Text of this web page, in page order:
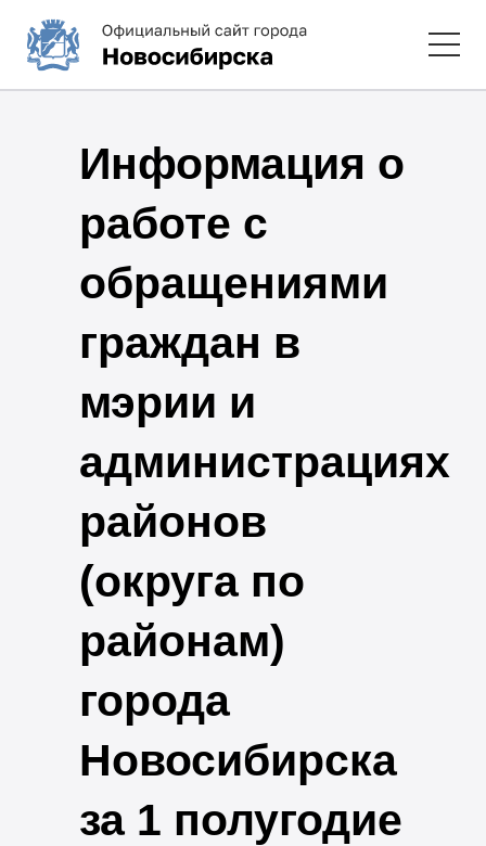
Информация о
работе с
обращениями
граждан в
мэрии и
администрациях
районов
(округа по
районам)
города
Новосибирска
за 1 полугодие